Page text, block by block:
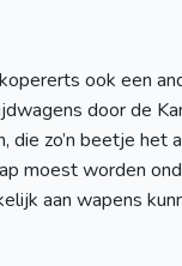
ook een
door de
die zo’n beetje
moest worden
aan wapens